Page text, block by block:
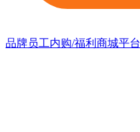
品牌员工内购/福利商城平台